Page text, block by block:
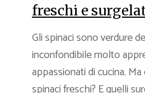
freschi e
Gli spinaci sono verdure
inconfondibile molto
appassionati di cucina.